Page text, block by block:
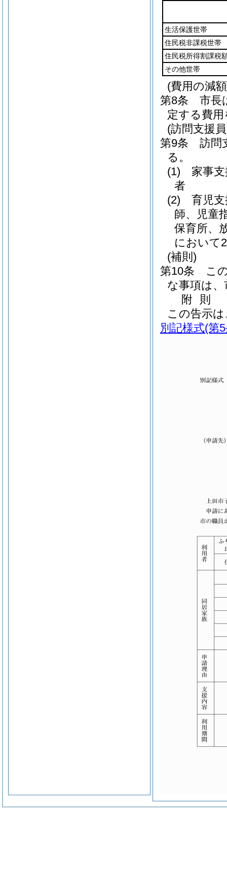
生活保護世帯
住民税非課税世帯
住民税所得割課税
その他世帯
(費用の減
第8条
市長
定する費
(訪問支援
第9条
訪問
る。
(1)
家事
者
(2)
育児
師、児童
保育所、
において
(補則)
第10条
こ
な事項は
附 則
この告示
別記様式(第